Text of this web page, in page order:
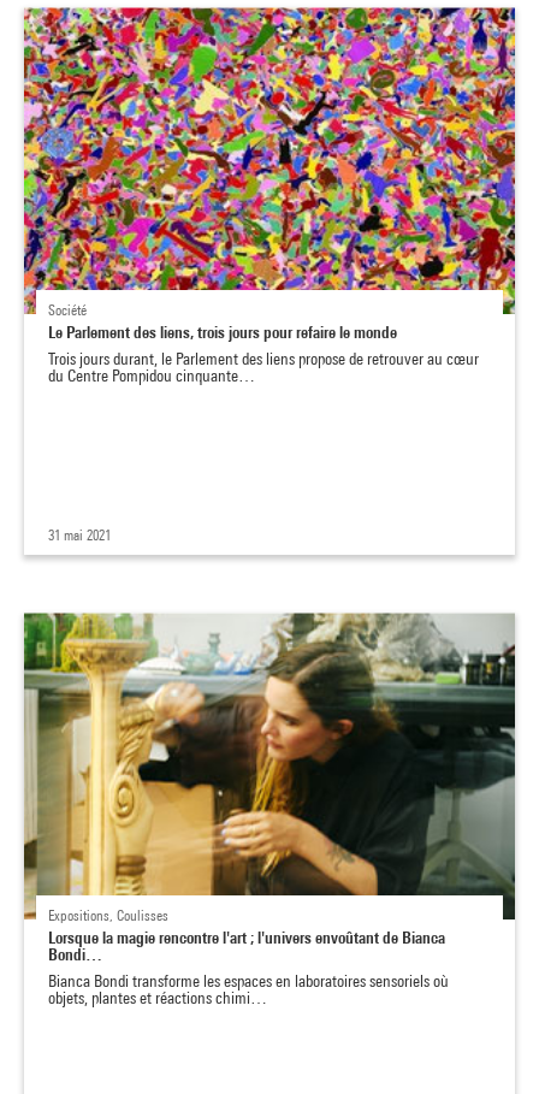
Société
Le Parlement des liens, trois jours pour refaire le monde
Trois jours durant, le Parlement des liens propose de retrouver au cœur
du Centre Pompidou cinquante…
31 mai 2021
Expositions, Coulisses
Lorsque la magie rencontre l'art ; l'univers envoûtant de Bianca
Bondi…
Bianca Bondi transforme les espaces en laboratoires sensoriels où
objets, plantes et réactions chimi…